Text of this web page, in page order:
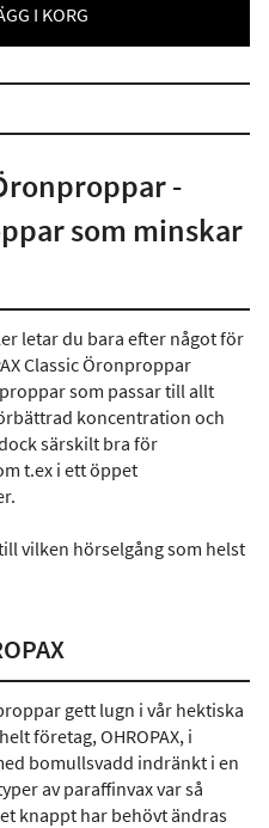
I KORG
-
som minskar
letar du bara efter något för
Classic Öronproppar
som passar till allt
koncentration och
särskilt bra för
t.ex i ett öppet
vilken hörselgång som helst
gett lugn i vår hektiska
företag, OHROPAX, i
bomullsvadd indränkt i en
av paraffinvax var så
knappt har behövt ändras